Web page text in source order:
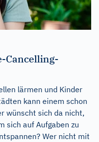
Cancelling-
lärmen und Kinder
kann einem schon
wünscht sich da nicht,
sich auf Aufgaben zu
Wer nicht mit